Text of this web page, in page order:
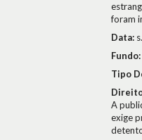
foram
Data:
Fundo:
Tipo
A
exige